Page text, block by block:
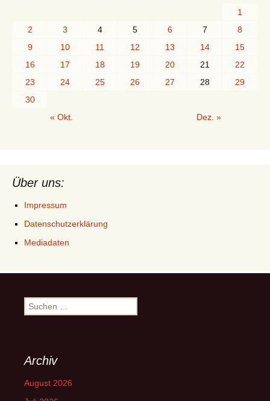
1
2
3 4 5 6 7
8
9
10 11 12 13 14
15
16
17 18 19 20 21
22
23
24 25 26 27 28
29
30
« Okt.
Dez. »
Über uns:
Impressum
Datenschutzerklärung
Mediadaten
Suchen
nach:
Archiv
August 2026